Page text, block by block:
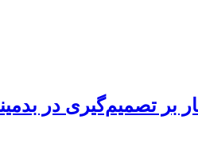
تصمیم‌گیری در